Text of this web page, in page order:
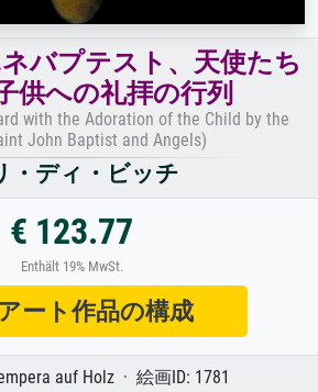
バプテスト、天使たち
供への礼拝の行列
with the Adoration of the Child by the
John Baptist and Angels)
・ディ・ビッチ
€ 123.77
Enthält 19% MwSt.
ート作品の構成
auf Holz · 絵画ID: 1781